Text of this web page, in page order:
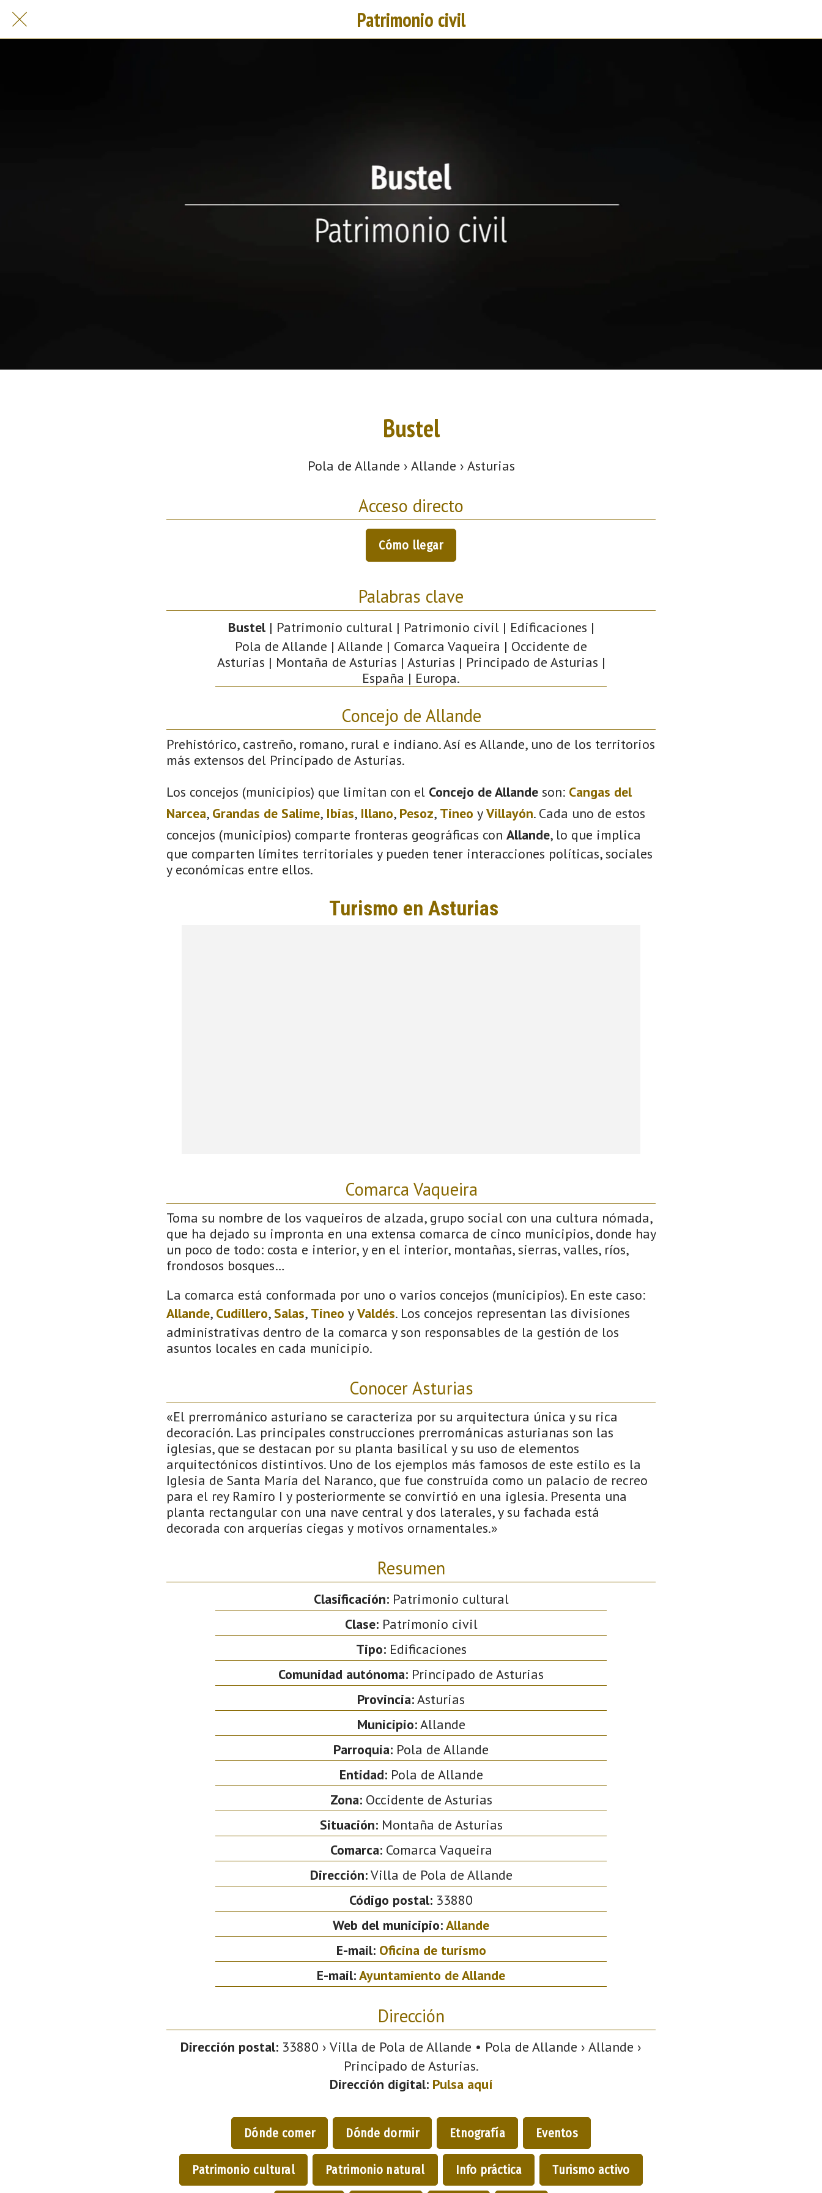
Patrimonio civil
Bustel
Pola de Allande › Allande › Asturias
Acceso directo
Cómo llegar
Palabras clave
Bustel| Patrimonio cultural | Patrimonio civil | Edificaciones |
Pola de Allande | Allande | Comarca Vaqueira | Occidente de
Asturias | Montaña de Asturias | Asturias | Principado de Asturias |
España | Europa.
Concejo de Allande
Prehistórico, castreño, romano, rural e indiano. Así es Allande, uno de los territorios
más extensos del Principado de Asturias.
Los concejos (municipios) que limitan con el Concejo de Allande son: Cangas del
Narcea, Grandas de Salime, Ibias, Illano, Pesoz, Tineo yVillayón. Cada uno de estos
concejos (municipios) comparte fronteras geográficas con Allande, lo que implica
que comparten límites territoriales y pueden tener interacciones políticas, sociales
y económicas entre ellos.
Comarca Vaqueira
Toma su nombre de los vaqueiros de alzada, grupo social con una cultura nómada,
que ha dejado su impronta en una extensa comarca de cinco municipios, donde hay
un poco de todo: costa e interior, y en el interior, montañas, sierras, valles, ríos,
frondosos bosques…
La comarca está conformada por uno o varios concejos (municipios). En este caso:
Allande, Cudillero,Salas, Tineo yValdés. Los concejos representan las divisiones
administrativas dentro de la comarca y son responsables de la gestión de los
asuntos locales en cada municipio.
Conocer Asturias
«El prerrománico asturiano se caracteriza por su arquitectura única y su rica
decoración. Las principales construcciones prerrománicas asturianas son las
iglesias, que se destacan por su planta basilical y su uso de elementos
arquitectónicos distintivos. Uno de los ejemplos más famosos de este estilo es la
Iglesia de Santa María del Naranco, que fue construida como un palacio de recreo
para el rey Ramiro I y posteriormente se convirtió en una iglesia. Presenta una
planta rectangular con una nave central y dos laterales, y su fachada está
decorada con arquerías ciegas y motivos ornamentales.»
Resumen
Clasificación:Patrimonio cultural
Clase:Patrimonio civil
Tipo:Edificaciones
Comunidad autónoma: Principado de Asturias
Provincia:Asturias
Municipio:Allande
Parroquia: Pola de Allande
Entidad:Pola de Allande
Zona:Occidente de Asturias
Situación:Montaña de Asturias
Comarca:Comarca Vaqueira
Dirección:Villa de Pola de Allande
Código postal: 33880
Web del municipio:Allande
E-mail: Oficina de turismo
E-mail:Ayuntamiento de Allande
Dirección
Dirección postal: 33880 › Villa de Pola de Allande • Pola de Allande › Allande ›
Principado de Asturias.
Dirección digital: Pulsa aquí
Dónde comer Dónde dormir Etnografía Eventos
Patrimonio cultural Patrimonio natural Info práctica Turismo activo